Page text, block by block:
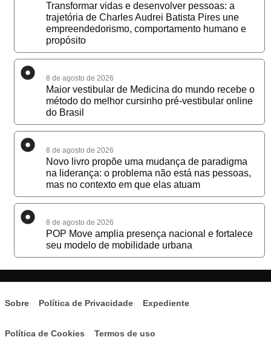
Transformar vidas e desenvolver pessoas: a
trajetória de Charles Audrei Batista Pires une
empreendedorismo, comportamento humano e
propósito
8 de agosto de 2026
Maior vestibular de Medicina do mundo recebe o
método do melhor cursinho pré-vestibular online
do Brasil
8 de agosto de 2026
Novo livro propõe uma mudança de paradigma
na liderança: o problema não está nas pessoas,
mas no contexto em que elas atuam
8 de agosto de 2026
POP Move amplia presença nacional e fortalece
seu modelo de mobilidade urbana
Sobre Política de Privacidade Expediente
Política de Cookies Termos de uso